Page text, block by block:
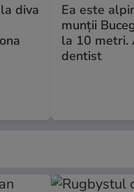
diva
Ea este
munţii
la 10 metri.
dentist